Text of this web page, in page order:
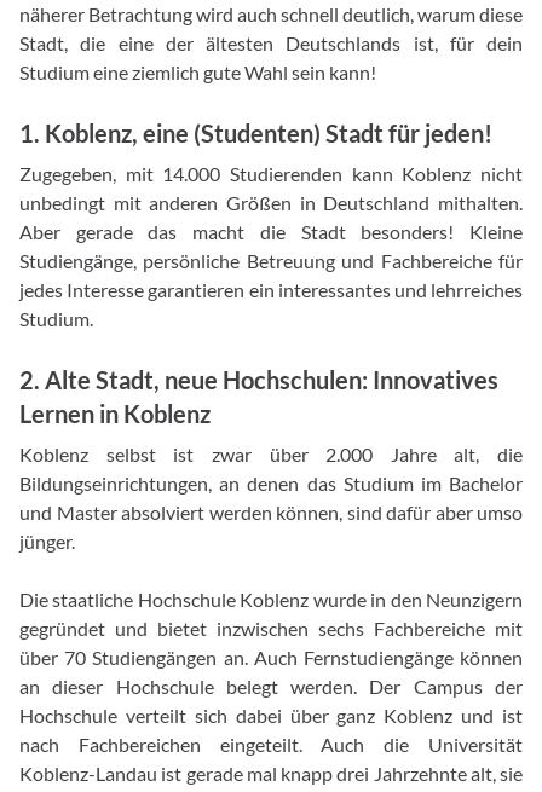
näherer Betrachtung wird auch schnell deutlich, warum diese
Stadt, die eine der ältesten Deutschlands ist, für dein
Studium eine ziemlich gute Wahl sein kann!
1. Koblenz, eine (Studenten) Stadt für jeden!
Zugegeben, mit 14.000 Studierenden kann Koblenz nicht
unbedingt mit anderen Größen in Deutschland mithalten.
Aber gerade das macht die Stadt besonders! Kleine
Studiengänge, persönliche Betreuung und Fachbereiche für
jedes Interesse garantieren ein interessantes und lehrreiches
Studium.
2. Alte Stadt, neue Hochschulen: Innovatives
Lernen in Koblenz
Koblenz selbst ist zwar über 2.000 Jahre alt, die
Bildungseinrichtungen, an denen das Studium im Bachelor
und Master absolviert werden können, sind dafür aber umso
jünger.
Die staatliche Hochschule Koblenz wurde in den Neunzigern
gegründet und bietet inzwischen sechs Fachbereiche mit
über 70 Studiengängen an. Auch Fernstudiengänge können
an dieser Hochschule belegt werden. Der Campus der
Hochschule verteilt sich dabei über ganz Koblenz und ist
nach Fachbereichen eingeteilt. Auch die Universität
Koblenz-Landau ist gerade mal knapp drei Jahrzehnte alt, sie